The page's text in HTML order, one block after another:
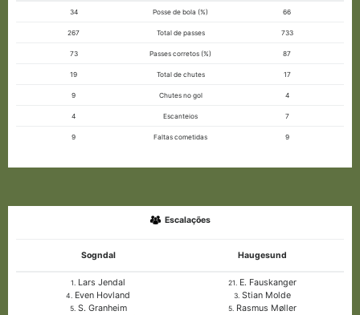
34 Posse de bola (%) 66
267 Total de passes 733
73 Passes corretos (%) 87
19 Total de chutes 17
9 Chutes no gol 4
4 Escanteios 7
9 Faltas cometidas 9
Escalações
Sogndal Haugesund
1. Lars Jendal
4. Even Hovland
5.S. Granheim
21. E. Fauskanger
3.Stian Molde
5.Rasmus Møller